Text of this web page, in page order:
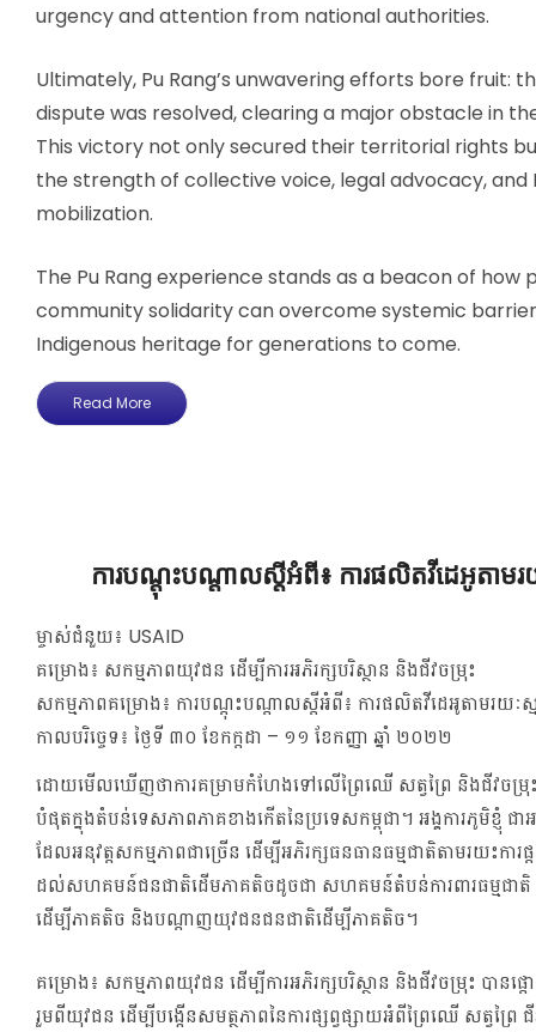
urgency and attention from national authorities.
Ultimately, Pu Rang’s unwavering efforts bore fruit:
dispute was resolved, clearing a major obstacle in
This victory not only secured their territorial rights
the strength of collective voice, legal advocacy, and
mobilization.
The Pu Rang experience stands as a beacon of how
community solidarity can overcome systemic
Indigenous heritage for generations to come.
Read More
ការបណ្តុះបណ្តាលស្តីអំពី៖ ការផលិតវីដេអូតាមរ
ម្ចាស់ជំនួយ៖ USAID
គម្រោង៖ សកម្មភាពយុវជន ដើម្បីការអភិរក្សបរិស្ថាន និងជីវចម្រុះ
សកម្មភាពគម្រោង៖ ការបណ្តុះបណ្តាលស្តីអំពី៖ ការផលិតវីដេអូតាមរយៈស្
កាលបរិច្ចេទ៖ ថ្ងៃទី ៣០ ខែកក្តដា – ១១ ខែកញ្ញា ឆ្នាំ ២០២២
ដោយមើលឃើញថាការគម្រាមកំហែងទៅលើព្រៃឈើ សត្វព្រៃ និងជីវចម្រុ
បំផុតក្នុងតំបន់ទេសភាពភាគខាងកើតនៃប្រទេសកម្ពុជា។ អង្គការភូមិខ្ញុំ ជាអ
ដែលអនុវត្តសកម្មភាពជាច្រើន ដើម្បីអភិរក្សធនធាន​ធម្មជាតិតាមរយះកា
ដល់សហគមន៍ជនជាតិដើមភាគតិចដូចជា សហគមន៍តំបន់ការពារធម្មជាតិ
ដើម្បីភាគតិច និងបណ្តាញយុវជនជនជាតិដើម្បីភាគតិច។
គម្រោង៖ សកម្មភាពយុវជន ដើម្បីការអភិរក្សបរិស្ថាន និងជីវចម្រុះ បាន
រួមពីយុវជន ដើម្បីបង្កើនសមត្ថភាពនៃការផ្សព្វផ្សាយអំពីព្រៃឈើ សត្វព្រៃ